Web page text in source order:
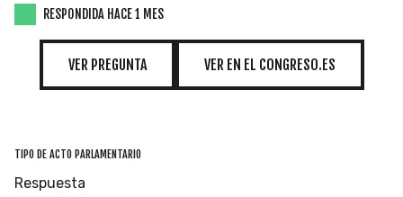
RESPONDIDA HACE 1 MES
VER PREGUNTA VER EN EL CONGRESO.ES
TIPO DE ACTO PARLAMENTARIO
Respuesta